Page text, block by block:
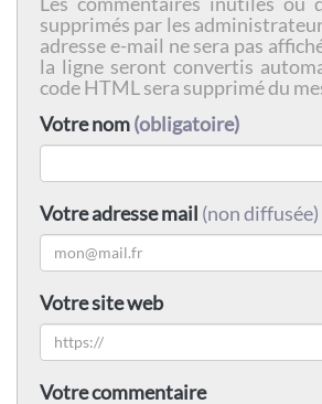
supprimés par les
adresse e-mail ne sera pas
la ligne seront convertis
code HTML sera supprimé du
Votre nom(obligatoire)
Votre adresse mail (non diffusée)
Votre site web
Votre commentaire